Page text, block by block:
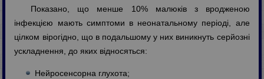
Показано, що менше 10% малюків з вродженою
інфекцією мають симптоми в неонатальному періоді, але
цілком вірогідно, що в подальшому у них виникнуть серйозні
ускладнення, до яких відносяться:
Нейросенсорна глухота;